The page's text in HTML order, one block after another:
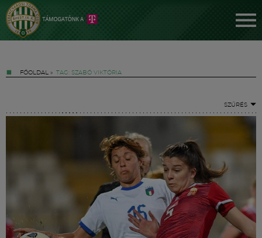
FŐOLDAL » TAG: SZABÓ VIKTÓRIA
SZŰRÉS
Jegyek
FM YouTube +
Hírek